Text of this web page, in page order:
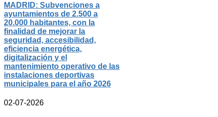
MADRID: Subvenciones a
ayuntamientos de 2.500 a
20.000 habitantes, con la
finalidad de mejorar la
seguridad, accesibilidad,
eficiencia energética,
digitalización y el
mantenimiento operativo de las
instalaciones deportivas
municipales para el año 2026
02-07-2026